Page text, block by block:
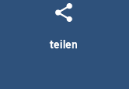
teilen